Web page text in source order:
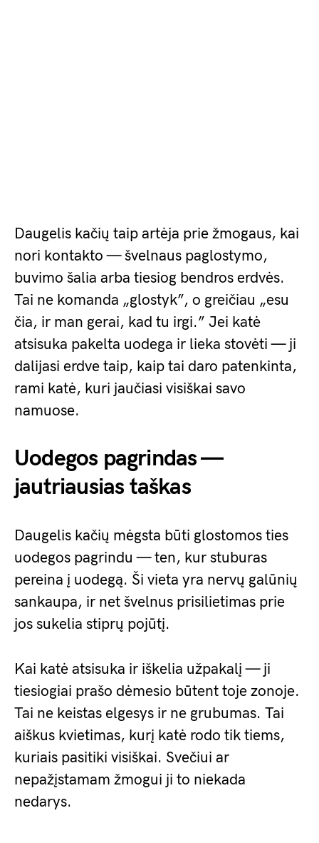
Daugelis kačių taip artėja prie žmogaus, kai
nori kontakto — švelnaus paglostymo,
buvimo šalia arba tiesiog bendros erdvės.
Tai ne komanda „glostyk”, o greičiau „esu
čia, ir man gerai, kad tu irgi.” Jei katė
atsisuka pakelta uodega ir lieka stovėti — ji
dalijasi erdve taip, kaip tai daro patenkinta,
rami katė, kuri jaučiasi visiškai savo
namuose.
Uodegos pagrindas —
jautriausias taškas
Daugelis kačių mėgsta būti glostomos ties
uodegos pagrindu — ten, kur stuburas
pereina į uodegą. Ši vieta yra nervų galūnių
sankaupa, ir net švelnus prisilietimas prie
jos sukelia stiprų pojūtį.
Kai katė atsisuka ir iškelia užpakalį — ji
tiesiogiai prašo dėmesio būtent toje zonoje.
Tai ne keistas elgesys ir ne grubumas. Tai
aiškus kvietimas, kurį katė rodo tik tiems,
kuriais pasitiki visiškai. Svečiui ar
nepažįstamam žmogui ji to niekada
nedarys.